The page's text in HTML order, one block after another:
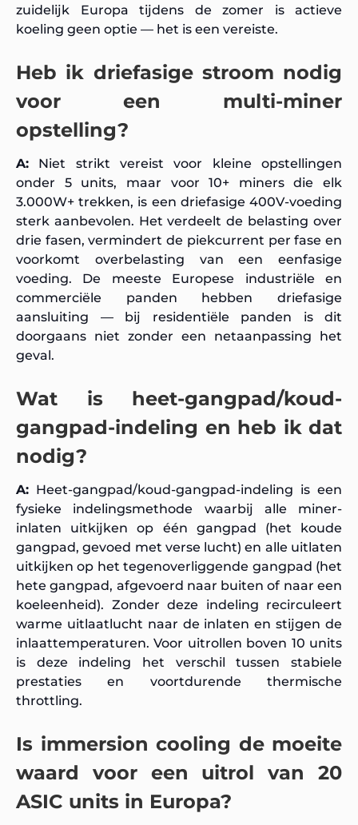
zuidelijk Europa tijdens de zomer is actieve
koeling geen optie — het is een vereiste.
Heb ik driefasige stroom nodig
voor een multi-miner
opstelling?
A: Niet strikt vereist voor kleine opstellingen
onder 5 units, maar voor 10+ miners die elk
3.000W+ trekken, is een driefasige 400V-voeding
sterk aanbevolen. Het verdeelt de belasting over
drie fasen, vermindert de piekcurrent per fase en
voorkomt overbelasting van een eenfasige
voeding. De meeste Europese industriële en
commerciële panden hebben driefasige
aansluiting — bij residentiële panden is dit
doorgaans niet zonder een netaanpassing het
geval.
Wat is heet-gangpad/koud-
gangpad-indeling en heb ik dat
nodig?
A: Heet-gangpad/koud-gangpad-indeling is een
fysieke indelingsmethode waarbij alle miner-
inlaten uitkijken op één gangpad (het koude
gangpad, gevoed met verse lucht) en alle uitlaten
uitkijken op het tegenoverliggende gangpad (het
hete gangpad, afgevoerd naar buiten of naar een
koeleenheid). Zonder deze indeling recirculeert
warme uitlaatlucht naar de inlaten en stijgen de
inlaattemperaturen. Voor uitrollen boven 10 units
is deze indeling het verschil tussen stabiele
prestaties en voortdurende thermische
throttling.
Is immersion cooling de moeite
waard voor een uitrol van 20
ASIC units in Europa?